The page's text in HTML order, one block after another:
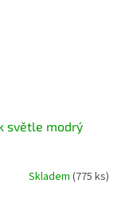
světle modrý
Skladem (775 ks)